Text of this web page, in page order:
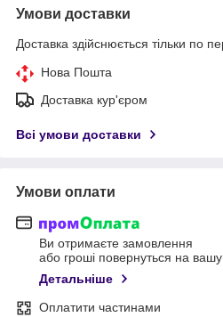
Умови доставки
Доставка здійснюється тільки по
Нова Пошта
Доставка кур'єром
Всі умови доставки
Умови оплати
Ви отримаєте замовлення
або гроші повернуться на вашу
Детальніше
Оплатити частинами